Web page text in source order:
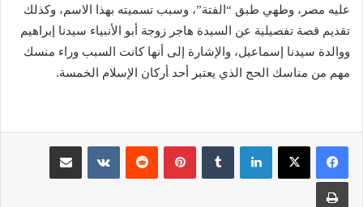
عليه مصر، وطهي طبق “الفتة”، وسبب تسميته بهذا الاسم، وكذلك
تقديم قصة تفصيلية عن السيدة هاجر زوجة أبو الأنبياء سيدنا إبراهيم
ووالدة سيدنا إسماعيل، والإشارة إلى أنها كانت السبب وراء منسك
مهم من مناسك الحج الذي يعتبر أحد أركان الإسلام الخمسة.
لينكدإن بينتيريست